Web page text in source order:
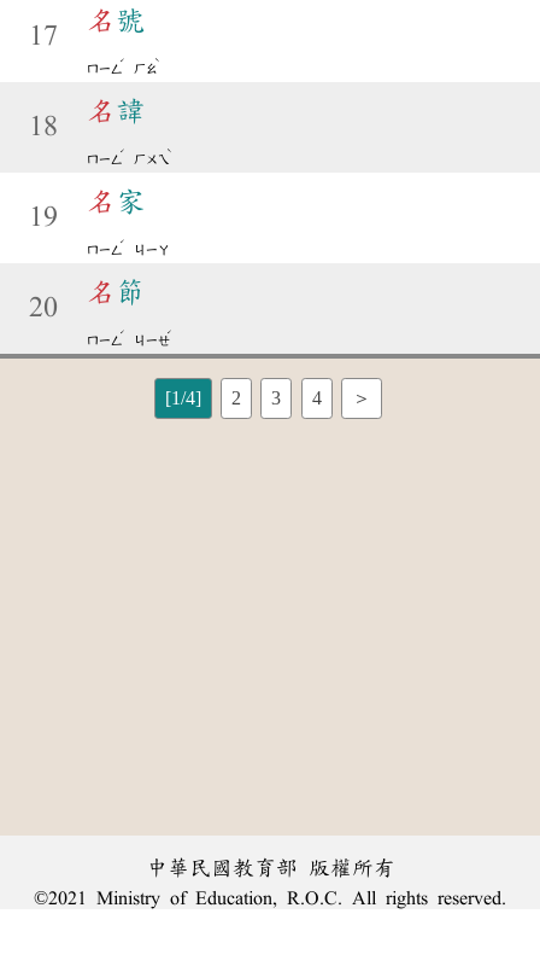
17
名 號
ㄇㄧㄥ
ˊ
ㄏㄠ
ˋ
18
名 諱
ㄇㄧㄥ
ˊ
ㄏㄨㄟ
ˋ
19
名 家
ㄇㄧㄥ
ˊ
ㄐㄧㄚ
20
名 節
ㄇㄧㄥ
ˊ
ㄐㄧㄝ
ˊ
[1/4] 2 3 4 ＞
中華民國教育部 版權所有
©2021 Ministry of Education, R.O.C. All rights reserved.